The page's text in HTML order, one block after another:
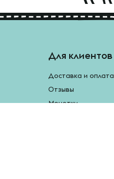
Для клиентов
Доставка и оплата
Отзывы
Монетки